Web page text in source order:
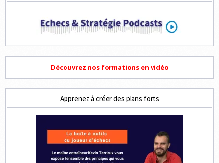
Découvrez nos formations en vidéo
Apprenez à créer des plans forts